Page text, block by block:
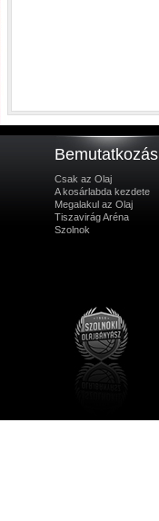
Bemutatkozás
Csak az Olaj
A kosárlabda kezdete
Megalakul az Olaj
Tiszavirág Aréna
Szolnok